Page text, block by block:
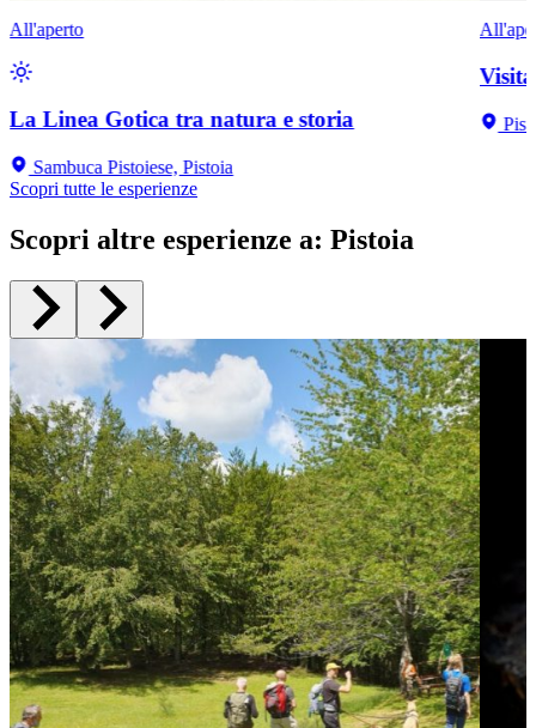
All'aperto
La Linea Gotica tra natura e storia
Sambuca Pistoiese, Pistoia
Scopri tutte le esperienze
Scopri altre esperienze a: Pistoia